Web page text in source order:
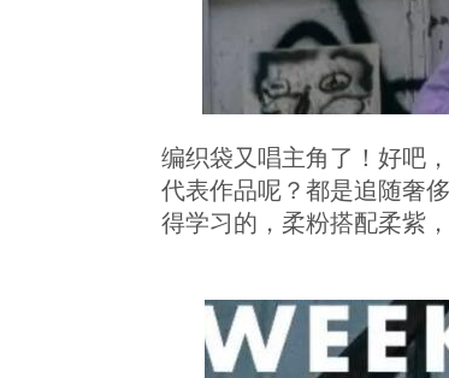
编织袋又唱主角了！好吧
代表作品呢？都是追随奢
得学习的，柔粉搭配柔紫